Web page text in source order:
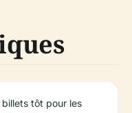
billets tôt pour les